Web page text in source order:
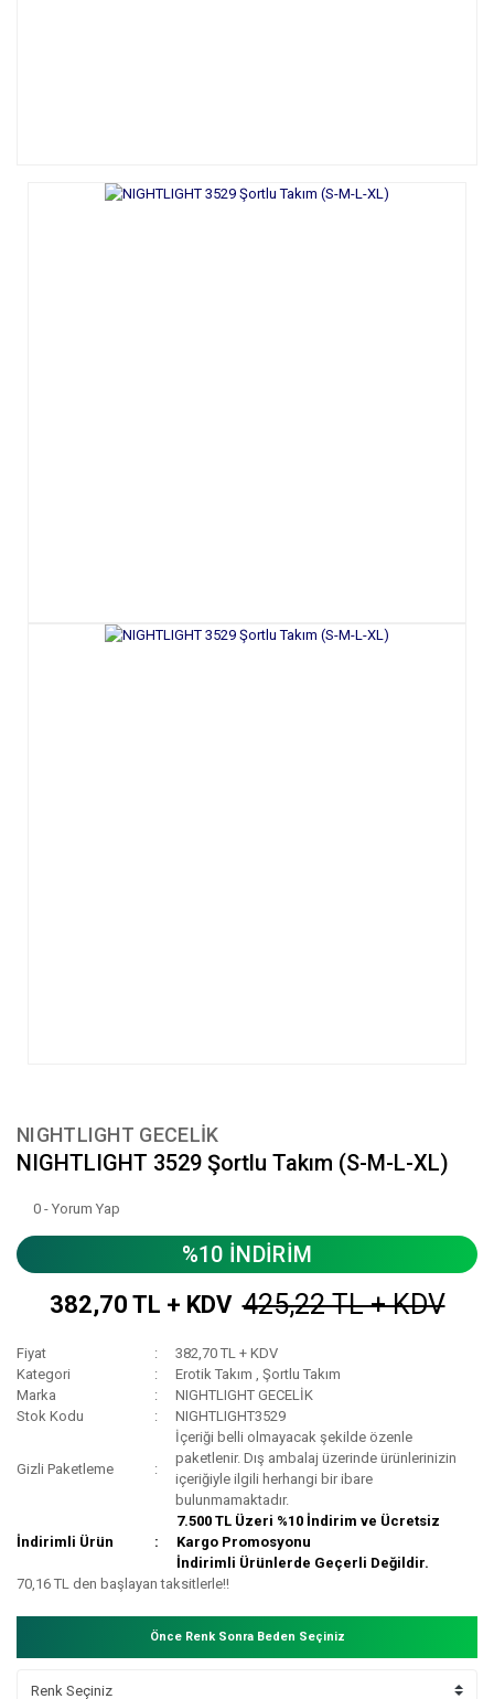
NIGHTLIGHT GECELİK
NIGHTLIGHT 3529 Şortlu Takım (S-M-L-XL)
0 - Yorum Yap
%10 İNDİRİM
382,70 TL + KDV 425,22 TL + KDV
Fiyat
382,70 TL + KDV
Kategori
Erotik Takım ,Şortlu Takım
Marka
NIGHTLIGHT GECELİK
Stok Kodu
NIGHTLIGHT3529
Gizli Paketleme
İçeriği belli olmayacak şekilde özenle
paketlenir. Dış ambalaj üzerinde ürünlerinizin
içeriğiyle ilgili herhangi bir ibare
bulunmamaktadır.
İndirimli Ürün
7.500 TL Üzeri %10 İndirim ve Ücretsiz
Kargo Promosyonu
İndirimli Ürünlerde Geçerli Değildir.
70,16 TL den başlayan taksitlerle!!
Önce Renk Sonra Beden Seçiniz